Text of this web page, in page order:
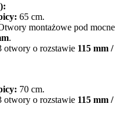
65 cm.
montażowe pod mocne
.
otwory o rozstawie 115 mm /
70 cm.
otwory o rozstawie 115 mm /